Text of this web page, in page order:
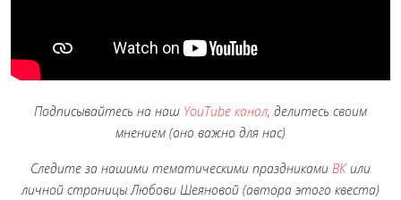
Подписывайтесь на наш YouTube канал, делитесь своим
мнением (оно важно для нас)
Следите за нашими тематическими праздниками ВКили
личной страницы Любови Шеяновой (автора этого квеста)